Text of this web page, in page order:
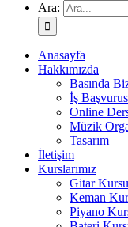
Ara:
Anasayfa
Hakkımızda
Basında
İş
Online
Müzik
Tasarım
İletişim
Kurslarımız
Gitar Kursu
Keman
Piyano